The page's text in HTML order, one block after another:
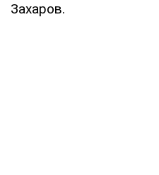
Захаров.